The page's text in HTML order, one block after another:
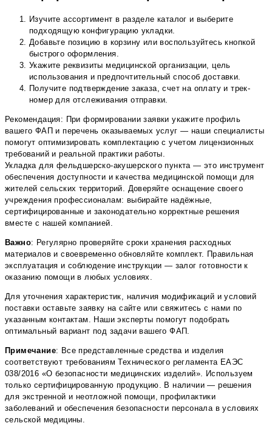
Изучите ассортимент в разделе каталог и выберите
подходящую конфигурацию укладки.
Добавьте позицию в корзину или воспользуйтесь кнопкой
быстрого оформления.
Укажите реквизиты медицинской организации, цель
использования и предпочтительный способ доставки.
Получите подтверждение заказа, счет на оплату и трек-
номер для отслеживания отправки.
Рекомендация: При формировании заявки укажите профиль
вашего ФАП и перечень оказываемых услуг — наши специалисты
помогут оптимизировать комплектацию с учетом лицензионных
требований и реальной практики работы.
Укладка для фельдшерско-акушерского пункта — это инструмент
обеспечения доступности и качества медицинской помощи для
жителей сельских территорий. Доверяйте оснащение своего
учреждения профессионалам: выбирайте надёжные,
сертифицированные и законодательно корректные решения
вместе с нашей компанией.
Важно: Регулярно проверяйте сроки хранения расходных
материалов и своевременно обновляйте комплект. Правильная
эксплуатация и соблюдение инструкции — залог готовности к
оказанию помощи в любых условиях.
Для уточнения характеристик, наличия модификаций и условий
поставки оставьте заявку на сайте или свяжитесь с нами по
указанным контактам. Наши эксперты помогут подобрать
оптимальный вариант под задачи вашего ФАП.
Примечание: Все представленные средства и изделия
соответствуют требованиям Технического регламента ЕАЭС
038/2016 «О безопасности медицинских изделий». Используем
только сертифицированную продукцию. В наличии — решения
для экстренной и неотложной помощи, профилактики
заболеваний и обеспечения безопасности персонала в условиях
сельской медицины.